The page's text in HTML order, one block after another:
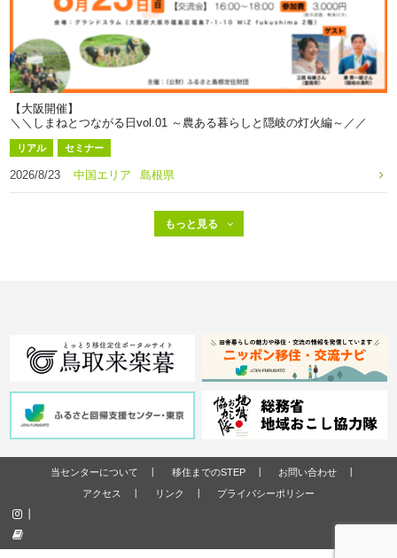
【大阪開催】
＼＼しまねとつながる日vol.01 ～農ある暮らしと隠岐の灯火編～／／
リアル セミナー
2026/8/23 中国エリア 島根県
当センターについて 移住までのSTEP
お問い合わせ
アクセス
リンク プライバシーポリシー